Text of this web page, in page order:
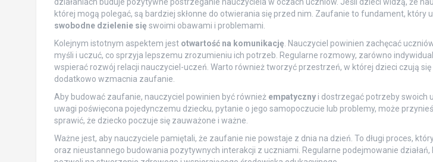
której mogą polegać, są bardziej skłonne do otwierania się przed nim. Zaufanie to fundament, który
swobodne dzielenie się swoimi obawami i problemami.
Kolejnym istotnym aspektem jest otwartość na komunikację . Nauczyciel powinien zachęcać
myśli i uczuć, co sprzyja lepszemu zrozumieniu ich potrzeb. Regularne rozmowy, zarówno
wspierać rozwój relacji nauczyciel-uczeń. Warto również tworzyć przestrzeń, w której dzieci czują
dodatkowo wzmacnia zaufanie.
Aby budować zaufanie, nauczyciel powinien być również empatycznyi dostrzegać potrzeby swoich
uwagi poświęcona pojedynczemu dziecku, pytanie o jego samopoczucie lub problemy, może
sprawić, że dziecko poczuje się zauważone i ważne.
Ważne jest, aby nauczyciele pamiętali, że zaufanie nie powstaje z dnia na dzień. To długi proces,
oraz nieustannego budowania pozytywnych interakcji z uczniami. Regularne podejmowanie